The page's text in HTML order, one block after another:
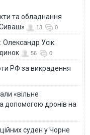
та обладнання
13 0
Олександр Усік
56 0
РФ за викрадення
«вільне
допомогою дронів на
суден у Чорне